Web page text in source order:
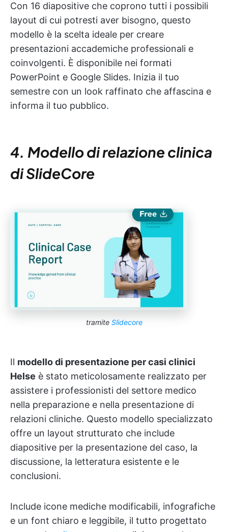
Con 16 diapositive che coprono tutti i possibili
layout di cui potresti aver bisogno, questo
modello è la scelta ideale per creare
presentazioni accademiche professionali e
coinvolgenti. È disponibile nei formati
PowerPoint e Google Slides. Inizia il tuo
semestre con un look raffinato che affascina e
informa il tuo pubblico.
4. Modello di relazione clinica
di SlideCore
tramite Slidecore
Il modello di presentazione per casi clinici
Helse è stato meticolosamente realizzato per
assistere i professionisti del settore medico
nella preparazione e nella presentazione di
relazioni cliniche. Questo modello specializzato
offre un layout strutturato che include
diapositive per la presentazione del caso, la
discussione, la letteratura esistente e le
conclusioni.
Include icone mediche modificabili, infografiche
e un font chiaro e leggibile, il tutto progettato